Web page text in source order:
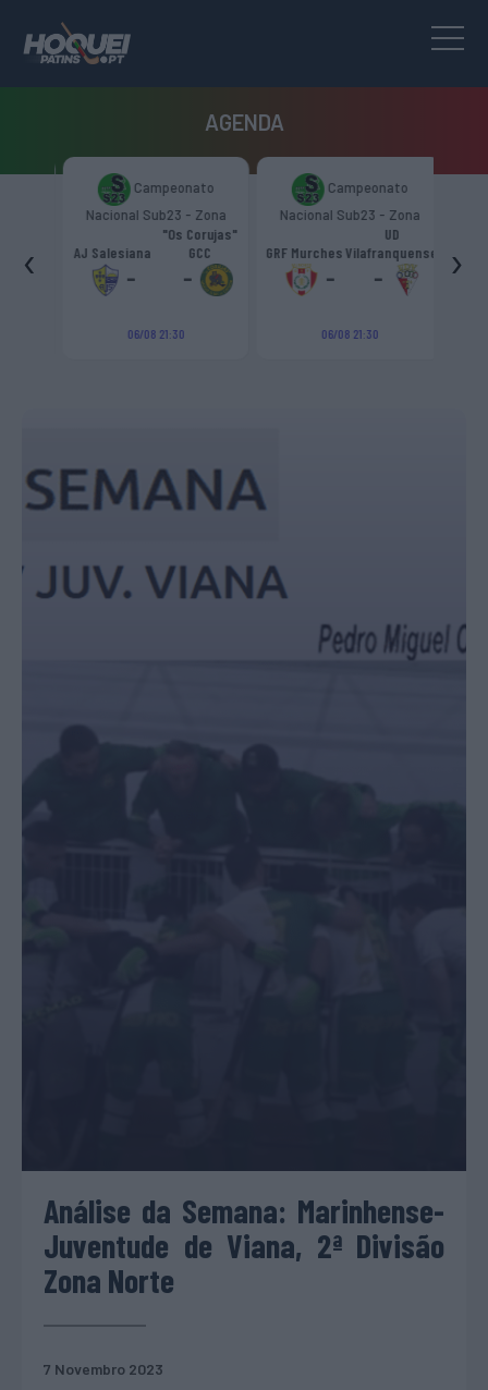
AGENDA
Campeonato
Nacional Sub23 - Zona
AJ Salesiana
-
"Os Corujas"
GCC
06/08 21:30
Campeonato
Nacional Sub23 - Zona
GRF Murches
UD
Vilafranquense
-
06/08 21:30
‹ ›
Análise da Semana: Marinhense-
Juventude de Viana, 2ª Divisão
Zona Norte
7 Novembro 2023